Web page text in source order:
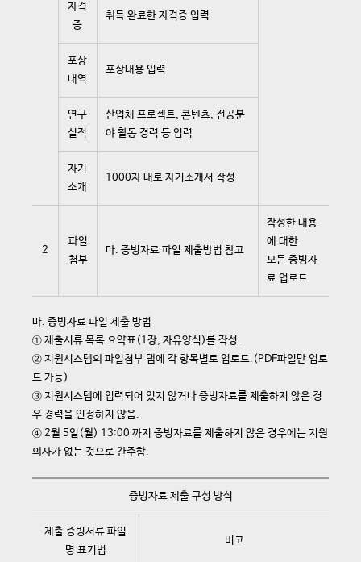
자격
증
취득 완료한 자격증 입력
포상
내역
포상내용 입력
연구
실적
산업체 프로젝트, 콘텐츠, 전공분
야 활동 경력 등 입력
자기
소개
1000자 내로 자기소개서 작성
2
파일
첨부
마. 증빙자료 파일 제출방법 참고
작성한 내용
에 대한
모든 증빙자
료 업로드
마. 증빙자료 파일 제출 방법
① 제출서류 목록 요약표(1장, 자유양식)를 작성.
② 지원시스템의 파일첨부 탭에 각 항목별로 업로드.(PDF파일만 업로
드 가능)
③ 지원시스템에 입력되어 있지 않거나 증빙자료를 제출하지 않은 경
우 경력을 인정하지 않음.
④ 2월 5일(월) 13:00 까지 증빙자료를 제출하지 않은 경우에는 지원
의사가 없는 것으로 간주함.
증빙자료 제출 구성 방식
제출 증빙서류 파일
명 표기법
비고